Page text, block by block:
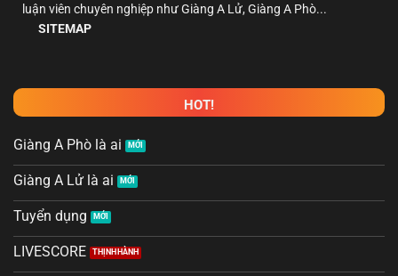
luận viên chuyên nghiệp như Giàng A Lử, Giàng A Phò...
SITEMAP
HOT!
Giàng A Phò là ai
Giàng A Lử là ai
Tuyển dụng
LIVESCORE